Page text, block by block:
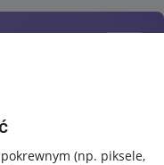
(np. piksele,